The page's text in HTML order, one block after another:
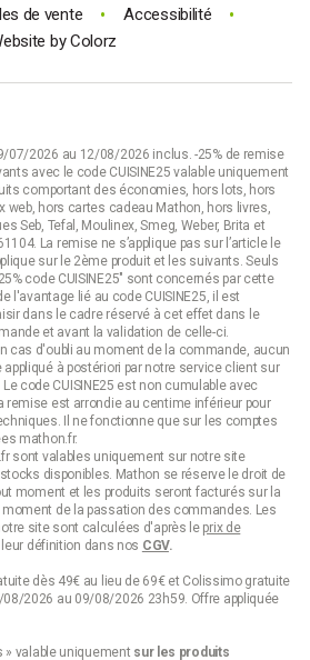
de vente • Accessibilité •
byColorz
07/2026 au 12/08/2026 inclus. -25% de remise
avec le code CUISINE25 valable uniquement
comportant des économies, hors lots, hors
web, hors cartes cadeau Mathon, hors livres,
Seb, Tefal, Moulinex, Smeg, Weber, Brita et
La remise ne s’applique pas sur l’article le
sur le 2ème produit et les suivants. Seuls
code CUISINE25" sont concernés par cette
l'avantage lié au code CUISINE25, il est
dans le cadre réservé à cet effet dans le
et avant la validation de celle-ci.
cas d'oubli au moment de la commande, aucun
à postériori par notre service client sur
code CUISINE25 est non cumulable avec
remise est arrondie au centime inférieur pour
Il ne fonctionne que sur les comptes
mathon.fr.
sont valables uniquement sur notre site
disponibles. Mathon se réserve le droit de
moment et les produits seront facturés sur la
de la passation des commandes. Les
site sont calculées d'après le prix de
définition dans nos CGV.
dès 49€ au lieu de 69€ et Colissimo gratuite
2026 au 09/08/2026 23h59. Offre appliquée
» valable uniquement sur les produits